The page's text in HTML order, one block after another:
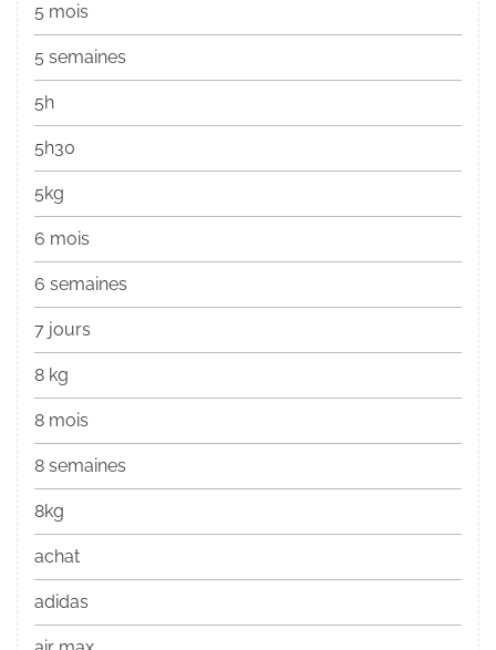
5 mois
5 semaines
5h
5h30
5kg
6 mois
6 semaines
7 jours
8 kg
8 mois
8 semaines
8kg
achat
adidas